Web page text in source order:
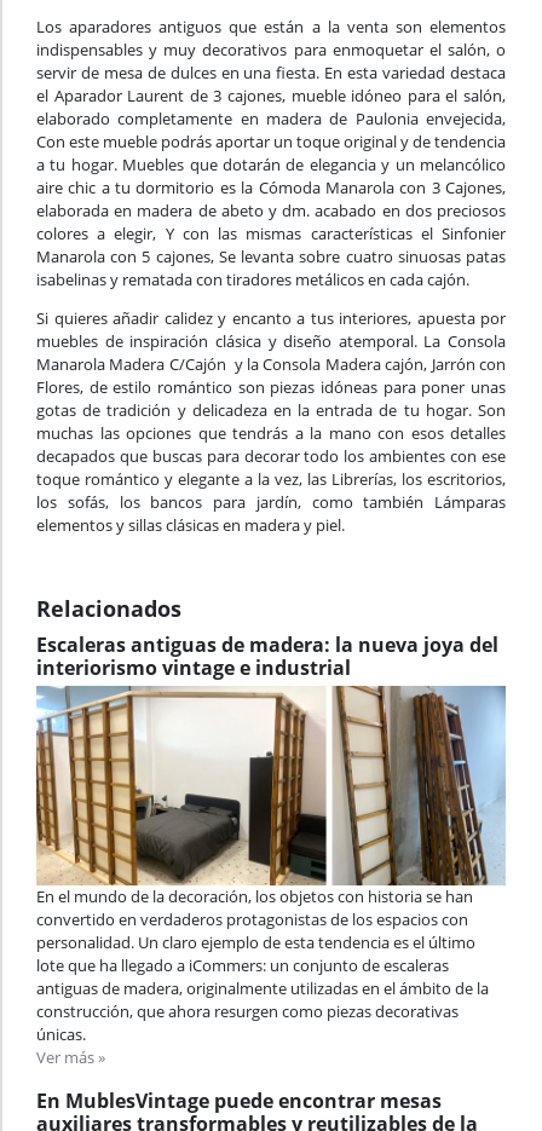
Los aparadores antiguos que están a la venta son elementos
indispensables y muy decorativos para enmoquetar el salón, o
servir de mesa de dulces en una fiesta. En esta variedad destaca
el Aparador Laurent de 3 cajones, mueble idóneo para el salón,
elaborado completamente en madera de Paulonia envejecida,
Con este mueble podrás aportar un toque original y de tendencia
a tu hogar. Muebles que dotarán de elegancia y un melancólico
aire chic a tu dormitorio es la Cómoda Manarola con 3 Cajones,
elaborada en madera de abeto y dm. acabado en dos preciosos
colores a elegir, Y con las mismas características el Sinfonier
Manarola con 5 cajones, Se levanta sobre cuatro sinuosas patas
isabelinas y rematada con tiradores metálicos en cada cajón.
Si quieres añadir calidez y encanto a tus interiores, apuesta por
muebles de inspiración clásica y diseño atemporal. La Consola
Manarola Madera C/Cajón y la Consola Madera cajón, Jarrón con
Flores, de estilo romántico son piezas idóneas para poner unas
gotas de tradición y delicadeza en la entrada de tu hogar. Son
muchas las opciones que tendrás a la mano con esos detalles
decapados que buscas para decorar todo los ambientes con ese
toque romántico y elegante a la vez, las Librerías, los escritorios,
los sofás, los bancos para jardín, como también Lámparas
elementos y sillas clásicas en madera y piel.
Relacionados
Escaleras antiguas de madera: la nueva joya del
interiorismo vintage e industrial
En el mundo de la decoración, los objetos con historia se han
convertido en verdaderos protagonistas de los espacios con
personalidad. Un claro ejemplo de esta tendencia es el último
lote que ha llegado a iCommers: un conjunto de escaleras
antiguas de madera, originalmente utilizadas en el ámbito de la
construcción, que ahora resurgen como piezas decorativas
únicas.
Ver más »
En MublesVintage puede encontrar mesas
auxiliares transformables y reutilizables de la